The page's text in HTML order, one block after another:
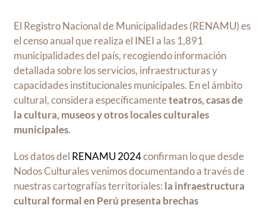
El Registro Nacional de Municipalidades (RENAMU) es
el censo anual que realiza el INEI a las 1,891
municipalidades del país, recogiendo información
detallada sobre los servicios, infraestructuras y
capacidades institucionales municipales. En el ámbito
cultural, considera específicamenteteatros, casas de
la cultura, museos y otros locales culturales
municipales.
Los datos del RENAMU 2024confirman lo que desde
Nodos Culturales venimos documentando a través de
nuestras cartografías territoriales: la infraestructura
cultural formal en Perú presenta brechas